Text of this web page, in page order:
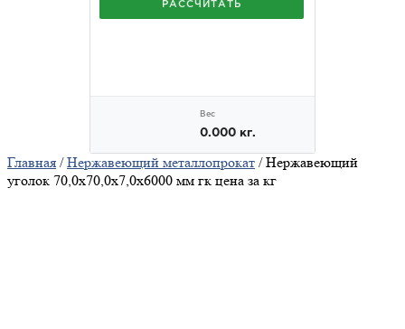
Главная /Нержавеющий металлопрокат / Нержавеющий
уголок 70,0х70,0х7,0х6000 мм гк цена за кг